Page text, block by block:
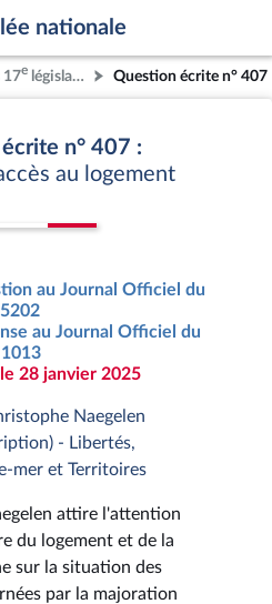
nationale
17e législature Question écrite n° 407
n° 407 :
au logement
au Journal Officiel du
au Journal Officiel du
28 janvier 2025
Naegelen
- Libertés,
mer et Territoires
attire l'attention
du logement et de la
sur la situation des
par la majoration